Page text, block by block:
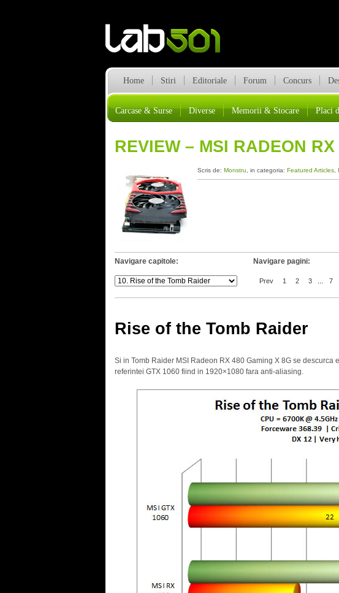
Home Stiri Editoriale Forum Concurs
Carcase & Surse Diverse Memorii & Stocare Placi
REVIEW – MSI RADEON
Scris de: Monstru , in categoria: Featured Articles,
Navigare capitole: Navigare pagini:
Prev 1 2 3 7
Rise of the Tomb Raider
Si in Tomb Raider MSI Radeon RX 480 Gaming X 8G se descurca
referintei GTX 1060 fiind in 1920×1080 fara anti-aliasing.